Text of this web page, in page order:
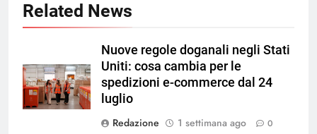
Related News
Nuove regole doganali negli Stati
Uniti: cosa cambia per le
spedizioni e-commerce dal 24
luglio
Redazione
1 settimana ago 0